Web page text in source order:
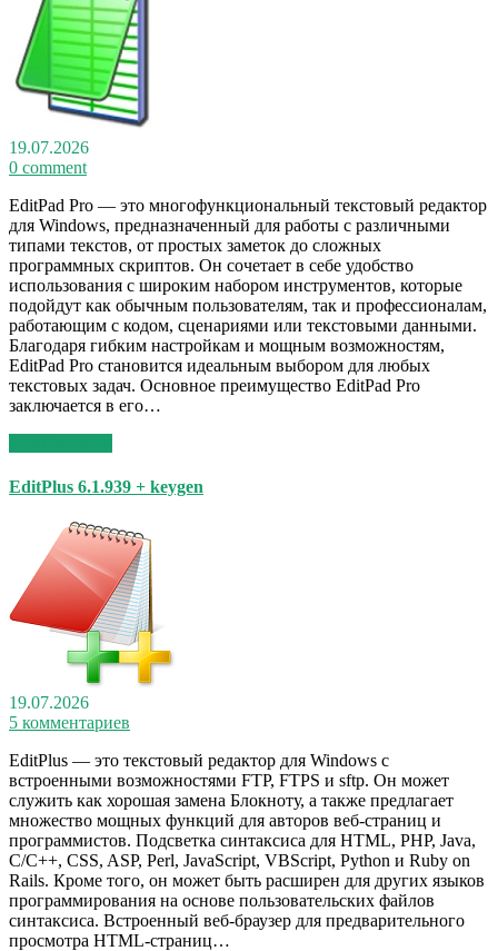
19.07.2026
0 comment
EditPad Pro — это многофункциональный текстовый редактор
для Windows, предназначенный для работы с различными
типами текстов, от простых заметок до сложных
программных скриптов. Он сочетает в себе удобство
использования с широким набором инструментов, которые
подойдут как обычным пользователям, так и профессионалам,
работающим с кодом, сценариями или текстовыми данными.
Благодаря гибким настройкам и мощным возможностям,
EditPad Pro становится идеальным выбором для любых
текстовых задач. Основное преимущество EditPad Pro
заключается в его…
EditPlus 6.1.939 + keygen
19.07.2026
5 комментариев
EditPlus — это текстовый редактор для Windows с
встроенными возможностями FTP, FTPS и sftp. Он может
служить как хорошая замена Блокноту, а также предлагает
множество мощных функций для авторов веб-страниц и
программистов. Подсветка синтаксиса для HTML, PHP, Java,
C/C++, CSS, ASP, Perl, JavaScript, VBScript, Python и Ruby on
Rails. Кроме того, он может быть расширен для других языков
программирования на основе пользовательских файлов
синтаксиса. Встроенный веб-браузер для предварительного
просмотра HTML-страниц…